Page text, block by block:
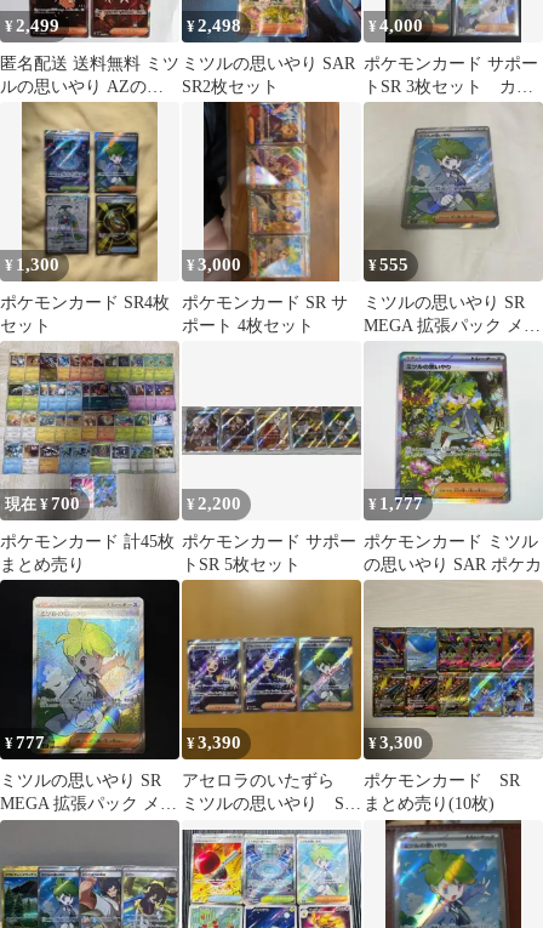
¥2,499
匿名配送 送料無料 ミツ
ルの思いやり AZの安ら
ぎ ジプソ【SR3枚セッ
ト】
¥2,498
ミツルの思いやり SAR
SR2枚セット
¥4,000
ポケモンカード サポー
トSR 3枚セット カス
ミ
¥ 1,300
ポケモンカード SR4枚
セット
¥3,000
ポケモンカード SR サ
ポート 4枚セット
¥555
ミツルの思いやり SR
MEGA 拡張パック メガ
シンフォニア キラ 085/
現在 ¥700
ポケモンカード 計45枚
まとめ売り
¥ 2,200
ポケモンカード サポー
トSR 5枚セット
¥ 1,777
ポケモンカード ミツル
の思いやり SAR ポケカ
¥777
ミツルの思いやり SR
MEGA 拡張パック メガ
シンフォニア 085/063
¥3,390
アセロラのいたずら
ミツルの思いやり SR
3枚セット
¥3,300
ポケモンカード SR
まとめ売り(10枚)